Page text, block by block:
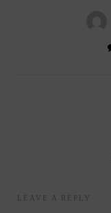
LEAVE A REPLY